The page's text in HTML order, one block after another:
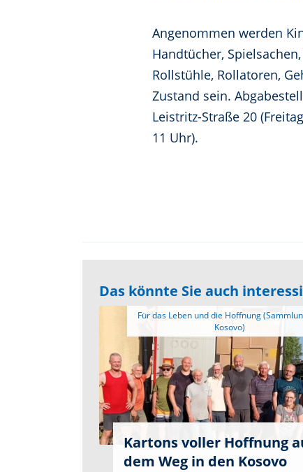
Angenommen werden
Handtücher,
Rollstühle, Rollatoren,
Zustand sein.
Leistritz-Straße 20
11 Uhr).
Das könnte Sie auch
Kartons voller Hoffnung
dem Weg in den Kosovo